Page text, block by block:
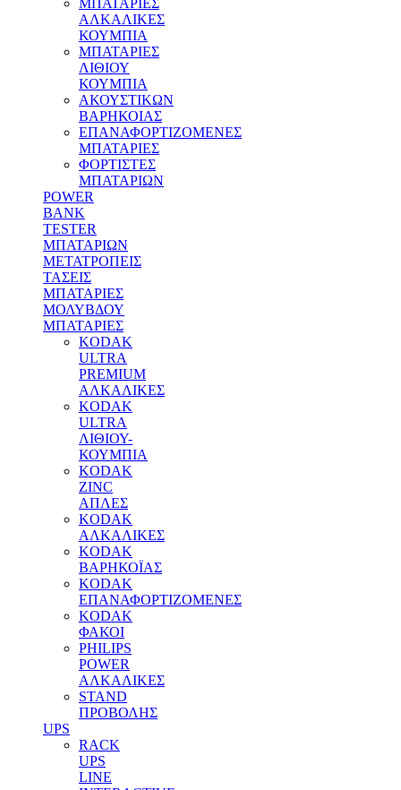
MΠΑΤΑΡΙΕΣ
ΑΛΚΑΛΙΚΕΣ
ΚΟΥΜΠΙΑ
MΠΑΤΑΡΙΕΣ
ΛΙΘΙΟΥ
ΚΟΥΜΠΙΑ
ΑΚΟΥΣΤΙΚΩΝ
ΒΑΡΗΚΟΙΑΣ
ΕΠΑΝΑΦΟΡΤΙΖΟΜΕΝΕΣ
ΜΠΑΤΑΡΙΕΣ
ΦΟΡΤΙΣΤΕΣ
ΜΠΑΤΑΡΙΩΝ
POWER
BANK
TESTER
ΜΠΑΤΑΡΙΩΝ
ΜΕΤΑΤΡΟΠΕΙΣ
ΤΑΣΕΙΣ
ΜΠΑΤΑΡΙΕΣ
ΜΟΛΥΒΔΟΥ
MΠΑΤΑΡΙΕΣ
KODAK
ULTRA
PREMIUM
ΑΛΚΑΛΙΚΕΣ
KODAK
ULTRA
ΛΙΘΙΟΥ-
ΚΟΥΜΠΙΑ
KODAK
ZINC
ΑΠΛΕΣ
KODAK
ΑΛΚΑΛΙΚΕΣ
KODAK
ΒΑΡΗΚΟΪΑΣ
KODAK
ΕΠΑΝΑΦΟΡΤΙΖΟΜΕΝΕΣ
KODAK
ΦΑΚΟΙ
PHILIPS
POWER
ΑΛΚΑΛΙΚΕΣ
STAND
ΠΡΟΒΟΛΗΣ
UPS
RACK
UPS
LINE